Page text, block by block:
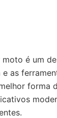
é um
as
forma